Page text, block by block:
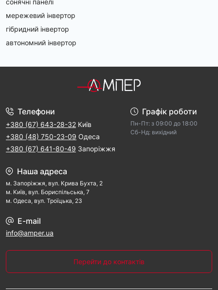
сонячні панелі
мережевий інвертор
гібридний інвертор
автономний інвертор
Телефони
+380 (67) 643-28-32 Київ
+380 (48) 750-23-09 Одеса
+380 (67) 641-80-49 Запоріжжя
Графік роботи
Пн-Пт: з 09:00 дo 18:00
Cб-Hд: виxідний
Наша адреса
м. Запорiжжя, вул. Крива Бухта, 2
м. Kиїв, вул. Бориспільська, 7
м. Одеса, вул. Троїцька, 23
E-mail
info@amper.ua
Перейти до контактів